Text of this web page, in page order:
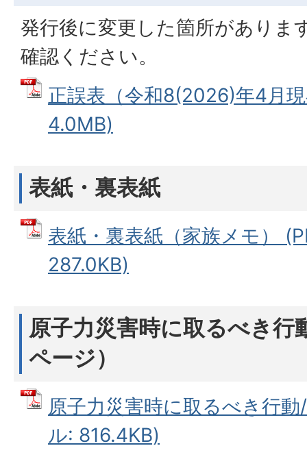
発行後に変更した箇所がありま
確認ください。
正誤表（令和8(2026)年4月
4.0MB)
表紙・裏表紙
表紙・裏表紙（家族メモ）
287.0KB)
原子力災害時に取るべき行
ページ）
原子力災害時に取るべき行
ル: 816.4KB)